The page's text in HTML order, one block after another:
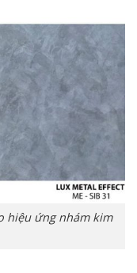
hiệu ứng nhám kim